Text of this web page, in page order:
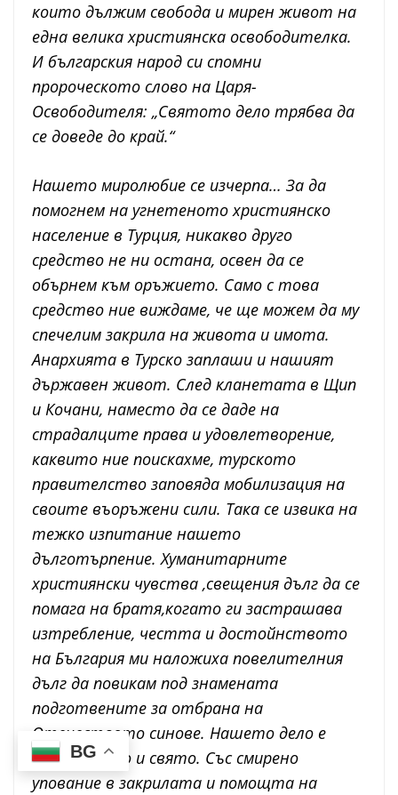
които дължим свобода и мирен живот на
една велика християнска освободителка.
И българския народ си спомни
пророческото слово на Царя-
Освободителя: „Святото дело трябва да
се доведе до край.“
Нашето миролюбие се изчерпа… За да
помогнем на угнетеното християнско
население в Турция, никакво друго
средство не ни остана, освен да се
обърнем към оръжието. Само с това
средство ние виждаме, че ще можем да му
спечелим закрила на живота и имота.
Анархията в Турско заплаши и нашият
държавен живот. След кланетата в Щип
и Кочани, наместо да се даде на
страдалците права и удовлетворение,
каквито ние поискахме, турското
правителство заповяда мобилизация на
своите въоръжени сили. Така се извика на
тежко изпитание нашето
дълготърпение. Хуманитарните
християнски чувства ,свещения дълг да се
помага на братя,когато ги застрашава
изтребление, честта и достойнството
на България ми наложиха повелителния
дълг да повикам под знамената
подготвените за отбрана на
Отечеството синове. Нашето дело е
право,велико и свято. Със смирено
упование в закрилата и помощта на
BG